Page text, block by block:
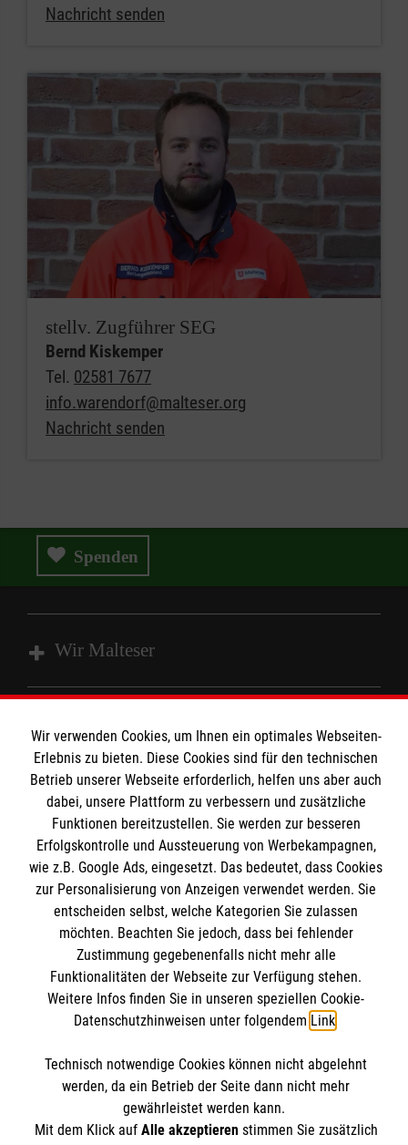
Nachricht senden
stellv. Zugführer SEG
Bernd Kiskemper
Tel. 02581 7677
info.warendorf@malteser.org
Nachricht senden
Spenden
Wir Malteser
Angebote und Leistungen
Unsere Kurse
Mitarbeiten &Stellenangebote
Informationen
Informationen
Kontakt
Impressum
Datenschutz
Malteser online
Malteser online
Malteserorden
Malteser Jugend
Malteser International
Mediathek
Sharepoint
Spendenkonto
Spendenkonto
Empfänger: Malteser Hilfsdienst e.V.
Verwendungszweck: "Malteser Warendorf"
Soziale Netzwerke
Der Malteser Hilfsdienst e.V. ist als eingetragene
Wir verwenden Cookies, um Ihnen ein optimales Webseiten-
Erlebnis zu bieten. Diese Cookies sind für den technischen
Betrieb unserer Webseite erforderlich, helfen uns aber auch
dabei, unsere Plattform zu verbessern und zusätzliche
Funktionen bereitzustellen. Sie werden zur besseren
Erfolgskontrolle und Aussteuerung von Werbekampagnen,
wie z.B. Google Ads, eingesetzt. Das bedeutet, dass Cookies
zur Personalisierung von Anzeigen verwendet werden. Sie
entscheiden selbst, welche Kategorien Sie zulassen
möchten. Beachten Sie jedoch, dass bei fehlender
Zustimmung gegebenenfalls nicht mehr alle
Funktionalitäten der Webseite zur Verfügung stehen.
Weitere Infos finden Sie in unseren speziellen Cookie-
Datenschutzhinweisen unter folgendem Link.
Technisch notwendige Cookies können nicht abgelehnt
werden, da ein Betrieb der Seite dann nicht mehr
gewährleistet werden kann.
Mit dem Klick auf Alle akzeptierenstimmen Sie zusätzlich